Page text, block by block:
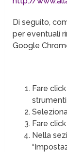
Di seguito,
per eventuali
Google
Fare
Fare
Nella